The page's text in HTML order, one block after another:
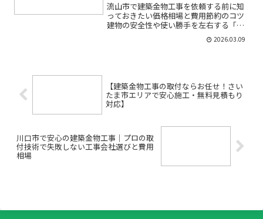
流山市で建築金物工事を依頼する前に知
っておきたい価格相場と費用節約のコツ
建物の安全性や使い勝手を左右する「建
築金物工事」。しかし、「どれくらい費
用がかかるの？」「見積りのチェックポ
2026.03.09
【建築金物工事の取付ならお任せ！さい
たま市エリアで安心施工・無料見積もり
対応】
川口市で安心の建築金物工事｜プロの取
付技術で失敗しない工事会社選びと費用
相場